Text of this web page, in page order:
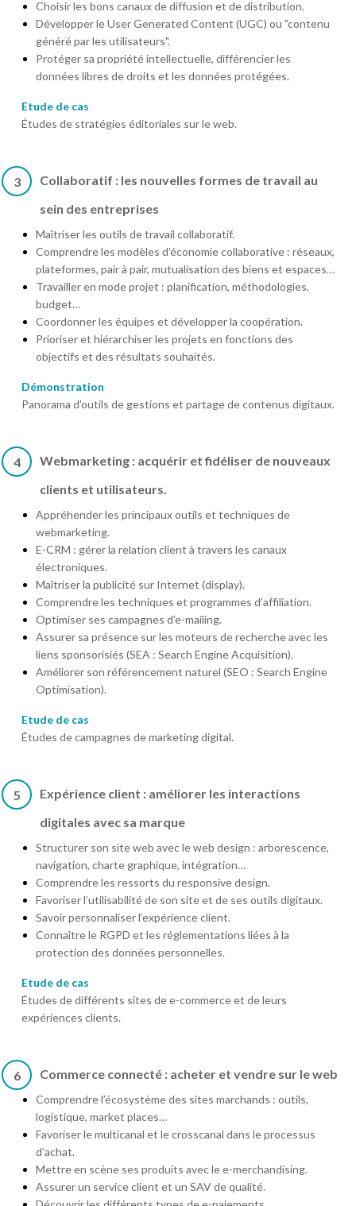
Choisir les bons canaux de diffusion et de distribution.
Développer le User Generated Content (UGC) ou "contenu
généré par les utilisateurs".
Protéger sa propriété intellectuelle, différencier les
données libres de droits et les données protégées.
Etude de cas
Études de stratégies éditoriales sur le web.
3
Collaboratif : les nouvelles formes de travail au
sein des entreprises
Maîtriser les outils de travail collaboratif.
Comprendre les modèles d’économie collaborative : réseaux,
plateformes, pair à pair, mutualisation des biens et espaces…
Travailler en mode projet : planification, méthodologies,
budget…
Coordonner les équipes et développer la coopération.
Prioriser et hiérarchiser les projets en fonctions des
objectifs et des résultats souhaités.
Démonstration
Panorama d'outils de gestions et partage de contenus digitaux.
4
Webmarketing : acquérir et fidéliser de nouveaux
clients et utilisateurs.
Appréhender les principaux outils et techniques de
webmarketing.
E-CRM : gérer la relation client à travers les canaux
électroniques.
Maîtriser la publicité sur Internet (display).
Comprendre les techniques et programmes d’affiliation.
Optimiser ses campagnes d’e-mailing.
Assurer sa présence sur les moteurs de recherche avec les
liens sponsorisiés (SEA : Search Engine Acquisition).
Améliorer son référencement naturel (SEO : Search Engine
Optimisation).
Etude de cas
Études de campagnes de marketing digital.
5
Expérience client : améliorer les interactions
digitales avec sa marque
Structurer son site web avec le web design : arborescence,
navigation, charte graphique, intégration…
Comprendre les ressorts du responsive design.
Favoriser l’utilisabilité de son site et de ses outils digitaux.
Savoir personnaliser l’expérience client.
Connaître le RGPD et les réglementations liées à la
protection des données personnelles.
Etude de cas
Études de différents sites de e-commerce et de leurs
expériences clients.
6 Commerce connecté : acheter et vendre sur le web
Comprendre l’écosystème des sites marchands : outils,
logistique, market places…
Favoriser le multicanal et le crosscanal dans le processus
d’achat.
Mettre en scène ses produits avec le e-merchandising.
Assurer un service client et un SAV de qualité.